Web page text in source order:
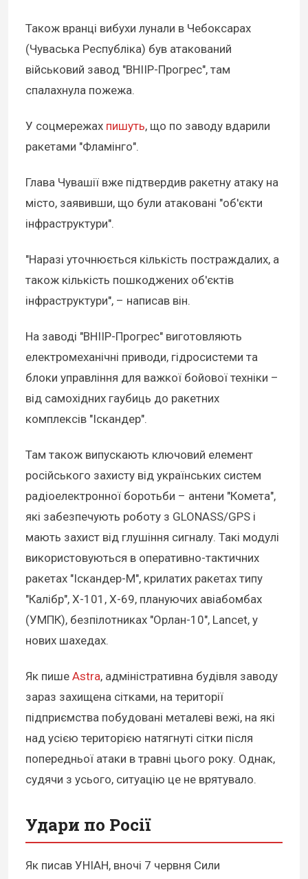
Також вранці вибухи лунали в Чебоксарах
(Чуваська Республіка) був атакований
військовий завод "ВНІІР-Прогрес", там
спалахнула пожежа.
У соцмережах пишуть, що по заводу вдарили
ракетами "Фламінго".
Глава Чувашії вже підтвердив ракетну атаку на
місто, заявивши, що були атаковані "об'єкти
інфраструктури".
"Наразі уточнюється кількість постраждалих, а
також кількість пошкоджених об'єктів
інфраструктури", – написав він.
На заводі "ВНІІР-Прогрес" виготовляють
електромеханічні приводи, гідросистеми та
блоки управління для важкої бойової техніки –
від самохідних гаубиць до ракетних
комплексів "Іскандер".
Там також випускають ключовий елемент
російського захисту від українських систем
радіоелектронної боротьби – антени "Комета",
які забезпечують роботу з GLONASS/GPS і
мають захист від глушіння сигналу. Такі модулі
використовуються в оперативно-тактичних
ракетах "Іскандер-М", крилатих ракетах типу
"Калібр", Х-101, Х-69, плануючих авіабомбах
(УМПК), безпілотниках "Орлан-10", Lancet, у
нових шахедах.
Як пише Astra, адміністративна будівля заводу
зараз захищена сітками, на території
підприємства побудовані металеві вежі, на які
над усією територією натягнуті сітки після
попередньої атаки в травні цього року. Однак,
судячи з усього, ситуацію це не врятувало.
Удари по Росії
Як писав УНІАН, вночі 7 червня Сили